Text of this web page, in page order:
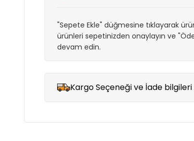
"Sepete Ekle" düğmesine tıklayarak
ürünleri sepetinizden onaylayın ve
devam edin.
Kargo Seçeneği ve İade bilgileri